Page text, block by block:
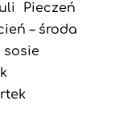
Pieczeń
– środa
sosie